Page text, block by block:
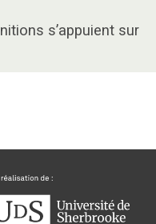
s’appuient sur